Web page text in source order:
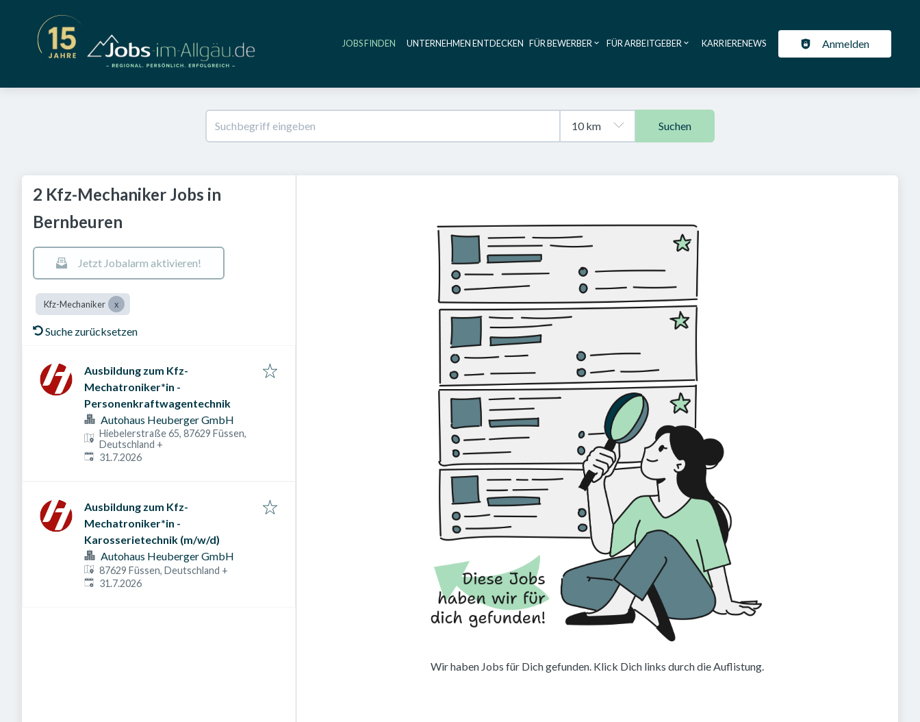
Haupt-Navigation
JOBS FINDEN UNTERNEHMEN ENTDECKEN FÜR BEWERBER FÜR ARBEITGEBER KARRIERENEWS Anmelden
Suchen
2 Kfz-Mechaniker Jobs in
Bernbeuren
Jetzt Jobalarm aktivieren!
Kfz-Mechaniker
Suche zurücksetzen
Ausbildung zum Kfz-
Mechatroniker*in -
Personenkraftwagentechnik
Autohaus Heuberger GmbH
Hiebelerstraße 65, 87629 Füssen,
Deutschland +
Veröffentlicht am
31.7.2026
Ausbildung zum Kfz-
Mechatroniker*in -
Karosserietechnik (m/w/d)
Autohaus Heuberger GmbH
87629 Füssen, Deutschland +
Veröffentlicht am
31.7.2026
Wir haben Jobs für Dich gefunden. Klick Dich links durch die Auflistung.